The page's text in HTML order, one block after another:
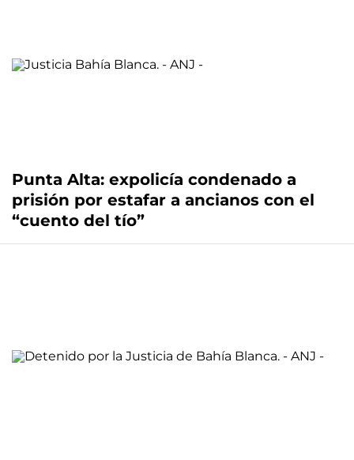
Punta Alta: expolicía condenado a
prisión por estafar a ancianos con el
“cuento del tío”